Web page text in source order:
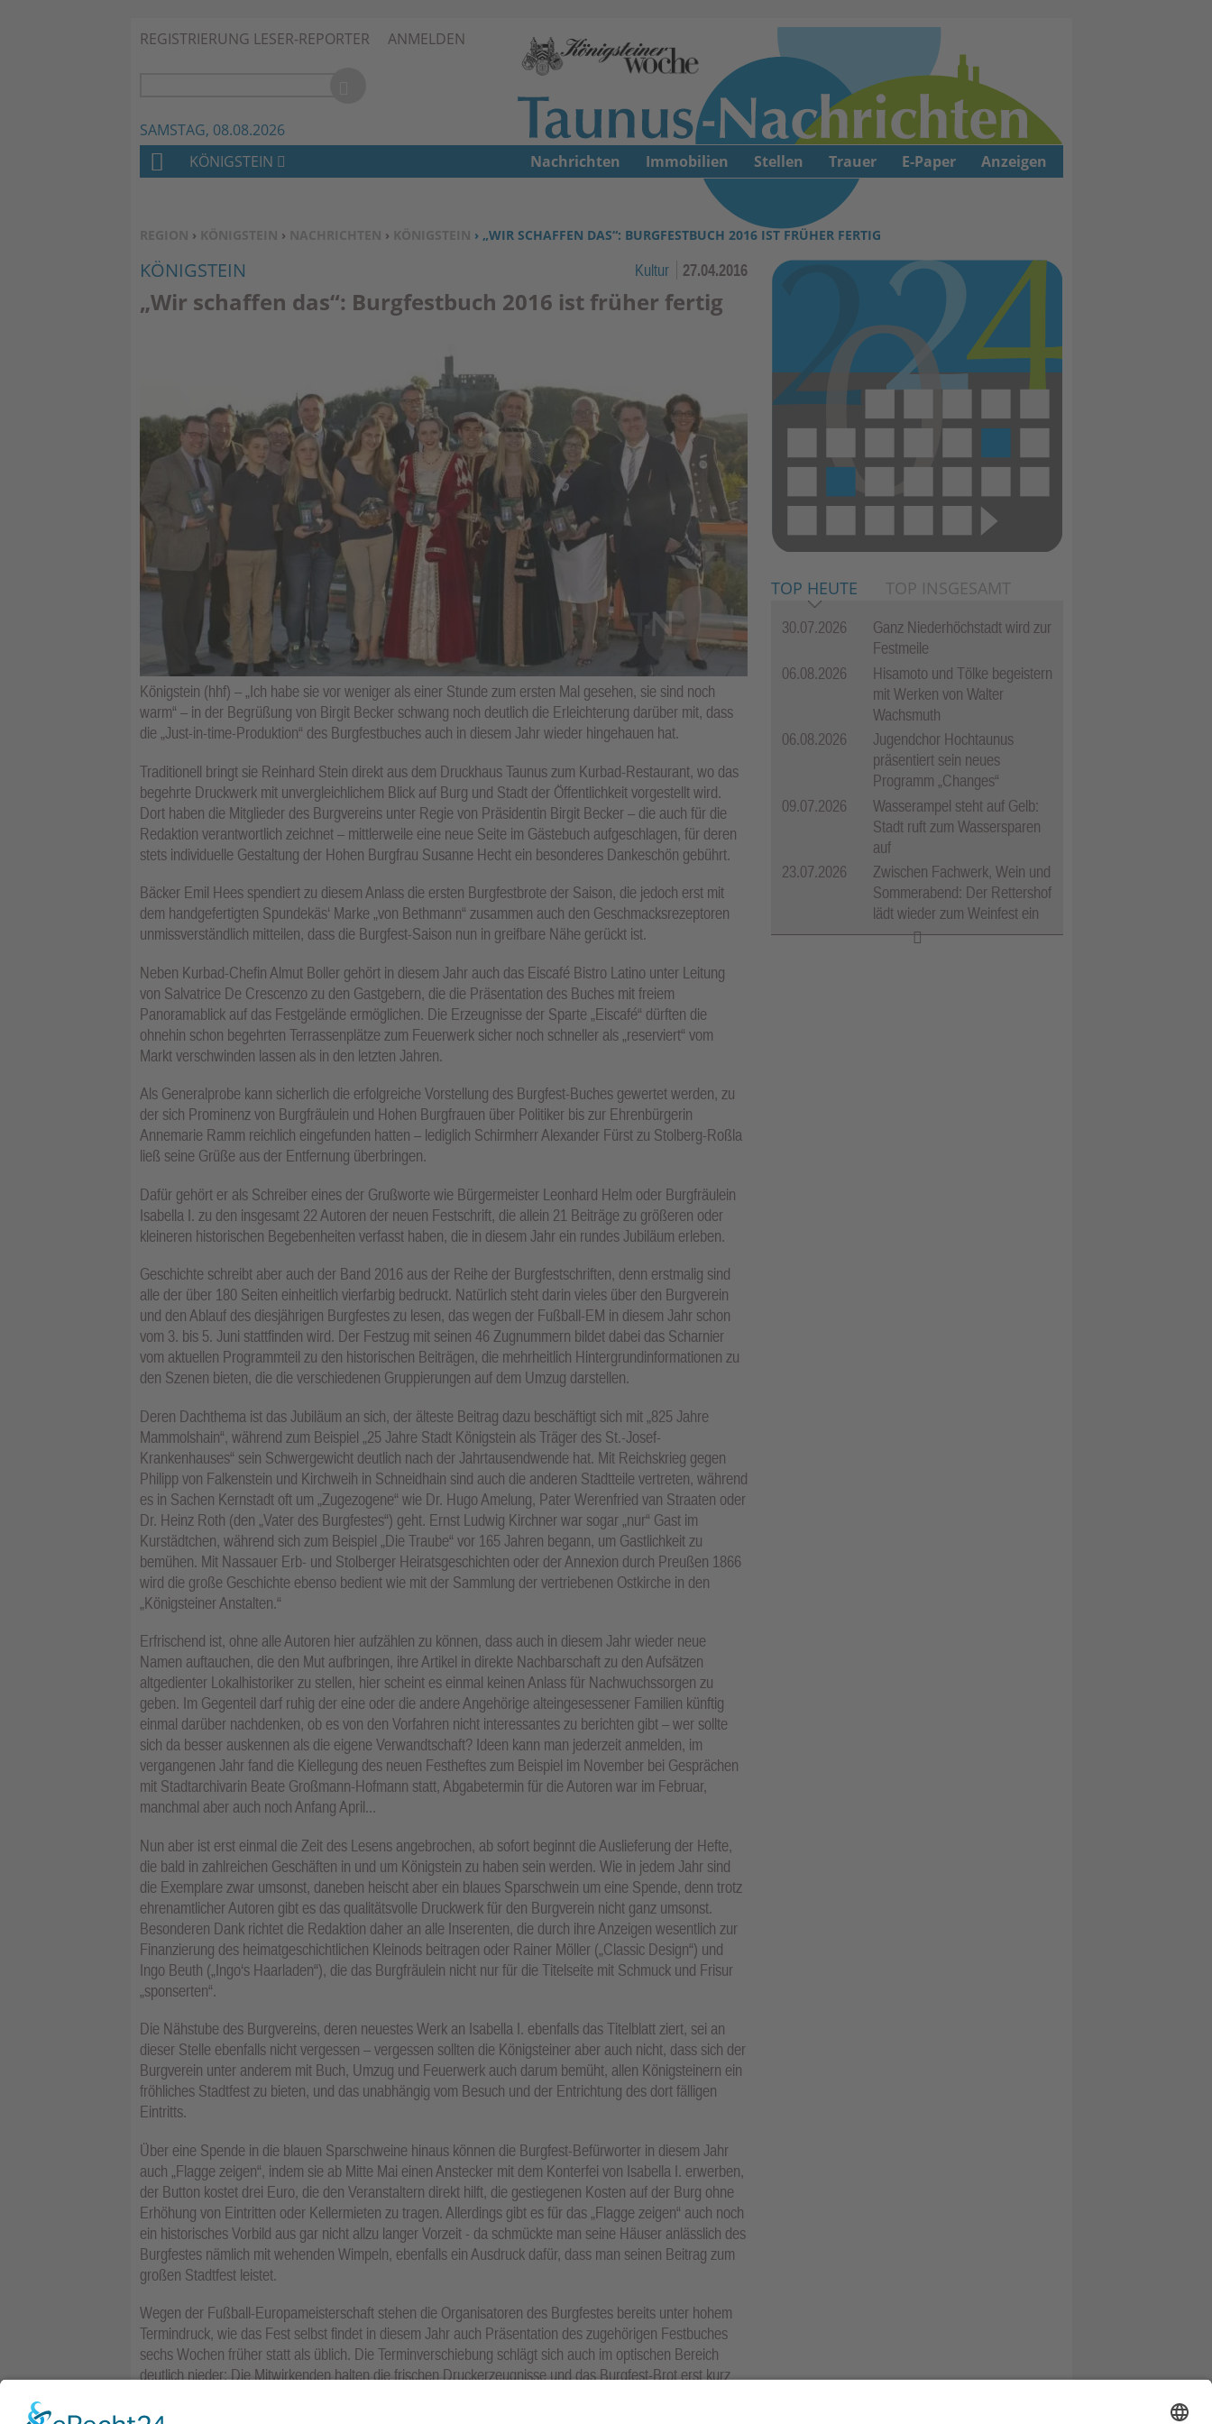
Zum Inhalt springen ↓
REGISTRIERUNG LESER-REPORTER ANMELDEN
SAMSTAG, 08.08.2026
SIE BEFINDEN SICH HIER:
REGION › KÖNIGSTEIN › NACHRICHTEN › KÖNIGSTEIN › „WIR SCHAFFEN DAS“: BURGFESTBUCH 2016 IST FRÜHER FERTIG
KÖNIGSTEIN Kultur 27.04.2016
„Wir schaffen das“: Burgfestbuch 2016 ist früher fertig
Königstein (hhf) – „Ich habe sie vor weniger als einer Stunde zum ersten Mal gesehen, sie sind noch
warm“ – in der Begrüßung von Birgit Becker schwang noch deutlich die Erleichterung darüber mit, dass
die „Just-in-time-Produktion“ des Burgfestbuches auch in diesem Jahr wieder hingehauen hat.
Traditionell bringt sie Reinhard Stein direkt aus dem Druckhaus Taunus zum Kurbad-Restaurant, wo das
begehrte Druckwerk mit unvergleichlichem Blick auf Burg und Stadt der Öffentlichkeit vorgestellt wird.
Dort haben die Mitglieder des Burgvereins unter Regie von Präsidentin Birgit Becker – die auch für die
Redaktion verantwortlich zeichnet – mittlerweile eine neue Seite im Gästebuch aufgeschlagen, für deren
stets individuelle Gestaltung der Hohen Burgfrau Susanne Hecht ein besonderes Dankeschön gebührt.
Bäcker Emil Hees spendiert zu diesem Anlass die ersten Burgfestbrote der Saison, die jedoch erst mit
dem handgefertigten Spundekäs‘ Marke „von Bethmann“ zusammen auch den Geschmacksrezeptoren
unmissverständlich mitteilen, dass die Burgfest-Saison nun in greifbare Nähe gerückt ist.
Neben Kurbad-Chefin Almut Boller gehört in diesem Jahr auch das Eiscafé Bistro Latino unter Leitung
von Salvatrice De Crescenzo zu den Gastgebern, die die Präsentation des Buches mit freiem
Panoramablick auf das Festgelände ermöglichen. Die Erzeugnisse der Sparte „Eiscafé“ dürften die
ohnehin schon begehrten Terrassenplätze zum Feuerwerk sicher noch schneller als „reserviert“ vom
Markt verschwinden lassen als in den letzten Jahren.
Als Generalprobe kann sicherlich die erfolgreiche Vorstellung des Burgfest-Buches gewertet werden, zu
der sich Prominenz von Burgfräulein und Hohen Burgfrauen über Politiker bis zur Ehrenbürgerin
Annemarie Ramm reichlich eingefunden hatten – lediglich Schirmherr Alexander Fürst zu Stolberg-Roßla
ließ seine Grüße aus der Entfernung überbringen.
Dafür gehört er als Schreiber eines der Grußworte wie Bürgermeister Leonhard Helm oder Burgfräulein
Isabella I. zu den insgesamt 22 Autoren der neuen Festschrift, die allein 21 Beiträge zu größeren oder
kleineren historischen Begebenheiten verfasst haben, die in diesem Jahr ein rundes Jubiläum erleben.
Geschichte schreibt aber auch der Band 2016 aus der Reihe der Burgfestschriften, denn erstmalig sind
alle der über 180 Seiten einheitlich vierfarbig bedruckt. Natürlich steht darin vieles über den Burgverein
und den Ablauf des diesjährigen Burgfestes zu lesen, das wegen der Fußball-EM in diesem Jahr schon
vom 3. bis 5. Juni stattfinden wird. Der Festzug mit seinen 46 Zugnummern bildet dabei das Scharnier
vom aktuellen Programmteil zu den historischen Beiträgen, die mehrheitlich Hintergrundinformationen zu
den Szenen bieten, die die verschiedenen Gruppierungen auf dem Umzug darstellen.
Deren Dachthema ist das Jubiläum an sich, der älteste Beitrag dazu beschäftigt sich mit „825 Jahre
Mammolshain“, während zum Beispiel „25 Jahre Stadt Königstein als Träger des St.-Josef-
Krankenhauses“ sein Schwergewicht deutlich nach der Jahrtausendwende hat. Mit Reichskrieg gegen
Philipp von Falkenstein und Kirchweih in Schneidhain sind auch die anderen Stadtteile vertreten, während
es in Sachen Kernstadt oft um „Zugezogene“ wie Dr. Hugo Amelung, Pater Werenfried van Straaten oder
Dr. Heinz Roth (den „Vater des Burgfestes“) geht. Ernst Ludwig Kirchner war sogar „nur“ Gast im
Kurstädtchen, während sich zum Beispiel „Die Traube“ vor 165 Jahren begann, um Gastlichkeit zu
bemühen. Mit Nassauer Erb- und Stolberger Heiratsgeschichten oder der Annexion durch Preußen 1866
wird die große Geschichte ebenso bedient wie mit der Sammlung der vertriebenen Ostkirche in den
„Königsteiner Anstalten.“
Erfrischend ist, ohne alle Autoren hier aufzählen zu können, dass auch in diesem Jahr wieder neue
Namen auftauchen, die den Mut aufbringen, ihre Artikel in direkte Nachbarschaft zu den Aufsätzen
altgedienter Lokalhistoriker zu stellen, hier scheint es einmal keinen Anlass für Nachwuchssorgen zu
geben. Im Gegenteil darf ruhig der eine oder die andere Angehörige alteingesessener Familien künftig
einmal darüber nachdenken, ob es von den Vorfahren nicht interessantes zu berichten gibt – wer sollte
sich da besser auskennen als die eigene Verwandtschaft? Ideen kann man jederzeit anmelden, im
vergangenen Jahr fand die Kiellegung des neuen Festheftes zum Beispiel im November bei Gesprächen
mit Stadtarchivarin Beate Großmann-Hofmann statt, Abgabetermin für die Autoren war im Februar,
manchmal aber auch noch Anfang April...
Nun aber ist erst einmal die Zeit des Lesens angebrochen, ab sofort beginnt die Auslieferung der Hefte,
die bald in zahlreichen Geschäften in und um Königstein zu haben sein werden. Wie in jedem Jahr sind
die Exemplare zwar umsonst, daneben heischt aber ein blaues Sparschwein um eine Spende, denn trotz
ehrenamtlicher Autoren gibt es das qualitätsvolle Druckwerk für den Burgverein nicht ganz umsonst.
Besonderen Dank richtet die Redaktion daher an alle Inserenten, die durch ihre Anzeigen wesentlich zur
Finanzierung des heimatgeschichtlichen Kleinods beitragen oder Rainer Möller („Classic Design“) und
Ingo Beuth („Ingo‘s Haarladen“), die das Burgfräulein nicht nur für die Titelseite mit Schmuck und Frisur
„sponserten“.
Die Nähstube des Burgvereins, deren neuestes Werk an Isabella I. ebenfalls das Titelblatt ziert, sei an
dieser Stelle ebenfalls nicht vergessen – vergessen sollten die Königsteiner aber auch nicht, dass sich der
Burgverein unter anderem mit Buch, Umzug und Feuerwerk auch darum bemüht, allen Königsteinern ein
fröhliches Stadtfest zu bieten, und das unabhängig vom Besuch und der Entrichtung des dort fälligen
Eintritts.
Über eine Spende in die blauen Sparschweine hinaus können die Burgfest-Befürworter in diesem Jahr
auch „Flagge zeigen“, indem sie ab Mitte Mai einen Anstecker mit dem Konterfei von Isabella I. erwerben,
der Button kostet drei Euro, die den Veranstaltern direkt hilft, die gestiegenen Kosten auf der Burg ohne
Erhöhung von Eintritten oder Kellermieten zu tragen. Allerdings gibt es für das „Flagge zeigen“ auch noch
ein historisches Vorbild aus gar nicht allzu langer Vorzeit - da schmückte man seine Häuser anlässlich des
Burgfestes nämlich mit wehenden Wimpeln, ebenfalls ein Ausdruck dafür, dass man seinen Beitrag zum
großen Stadtfest leistet.
Wegen der Fußball-Europameisterschaft stehen die Organisatoren des Burgfestes bereits unter hohem
Termindruck, wie das Fest selbst findet in diesem Jahr auch Präsentation des zugehörigen Festbuches
sechs Wochen früher statt als üblich. Die Terminverschiebung schlägt sich auch im optischen Bereich
deutlich nieder: Die Mitwirkenden halten die frischen Druckerzeugnisse und das Burgfest-Brot erst kurz
TOP HEUTE TOP INSGESAMT
30.07.2026
Ganz Niederhöchstadt wird zur
Festmeile
06.08.2026
Hisamoto und Tölke begeistern
mit Werken von Walter
Wachsmuth
06.08.2026
Jugendchor Hochtaunus
präsentiert sein neues
Programm „Changes“
09.07.2026
Wasserampel steht auf Gelb:
Stadt ruft zum Wassersparen
auf
23.07.2026
Zwischen Fachwerk, Wein und
Sommerabend: Der Rettershof
lädt wieder zum Weinfest ein
H
M
E
KÖNIGSTEIN Nachrichten Immobilien Stellen Trauer E-Paper Anzeigen